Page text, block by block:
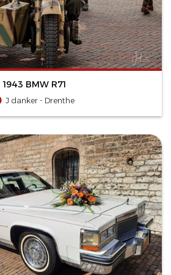
1943 BMW R71
J danker - Drenthe